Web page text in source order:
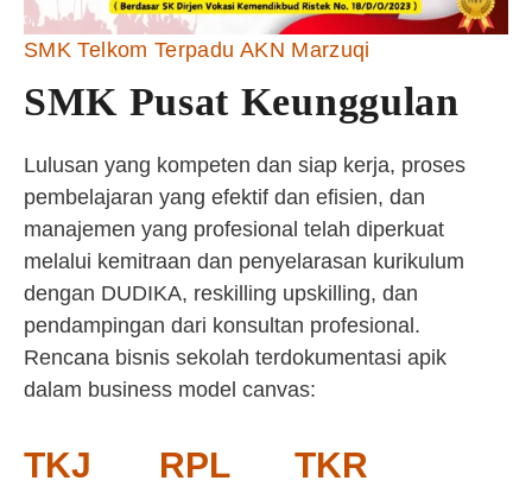
SMK Telkom Terpadu AKN Marzuqi
SMK Pusat Keunggulan
Lulusan yang kompeten dan siap kerja, proses
pembelajaran yang efektif dan efisien, dan
manajemen yang profesional telah diperkuat
melalui kemitraan dan penyelarasan kurikulum
dengan DUDIKA, reskilling upskilling, dan
pendampingan dari konsultan profesional.
Rencana bisnis sekolah terdokumentasi apik
dalam business model canvas:
TKJ RPL TKR